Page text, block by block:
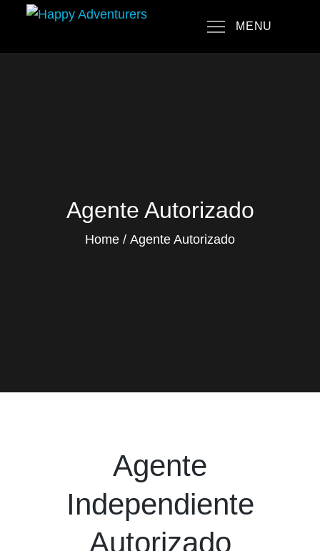
content
MENU
Agente Autorizado
Home Agente Autorizado
Agente
Independiente
Autorizado